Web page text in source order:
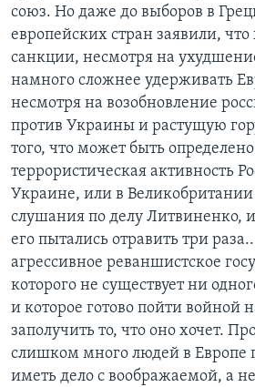
союз. Но даже до выборов в
европейских стран заявили, что
санкции, несмотря на
намного сложнее удерживать
несмотря на возобновление
против Украины и растущую
того, что может быть
террористическая активность
Украине, или в Великобритании
слушания по делу Литвиненко,
его пытались отравить три
агрессивное реваншистское
которого не существует ни
и которое готово пойти войной
заполучить то, что оно хочет.
слишком много людей в Европе
иметь дело с воображаемой, а